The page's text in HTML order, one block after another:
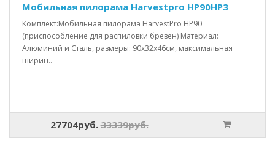
Мобильная пилорама Harvestpro HP90HP3
Комплект:Мобильная пилорама HarvestPro HP90
(приспособление для распиловки бревен) Материал:
Алюминий и Сталь, размеры: 90x32x46см, максимальная
ширин..
27704руб. 33339руб.